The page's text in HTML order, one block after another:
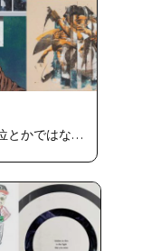
とかではな…